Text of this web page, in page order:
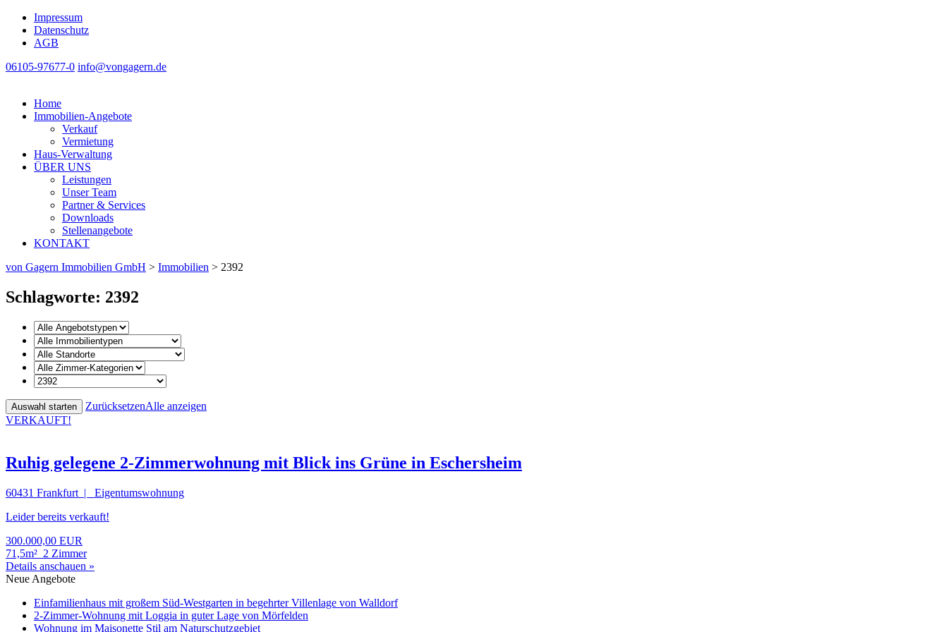
Impressum
Datenschutz
AGB
06105-97677-0 info@vongagern.de
Home
Immobilien-Angebote
Verkauf
Vermietung
Haus-Verwaltung
ÜBER UNS
Leistungen
Unser Team
Partner & Services
Downloads
Stellenangebote
KONTAKT
von Gagern Immobilien GmbH > Immobilien > 2392
Schlagworte: 2392
ZurücksetzenAlle anzeigen
VERKAUFT!
Ruhig gelegene 2-Zimmerwohnung mit Blick ins Grüne in Eschersheim
60431 Frankfurt | Eigentumswohnung
Leider bereits verkauft!
300.000,00 EUR
71,5m² 2 Zimmer
Details anschauen »
Neue Angebote
Einfamilienhaus mit großem Süd-Westgarten in begehrter Villenlage von Walldorf
2-Zimmer-Wohnung mit Loggia in guter Lage von Mörfelden
Wohnung im Maisonette Stil am Naturschutzgebiet